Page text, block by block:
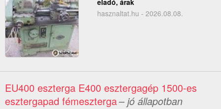
eladó, árak
hasznaltat.hu - 2026.08.08.
EU400 eszterga E400 esztergagép 1500-es
esztergapad fémeszterga– jó állapotban